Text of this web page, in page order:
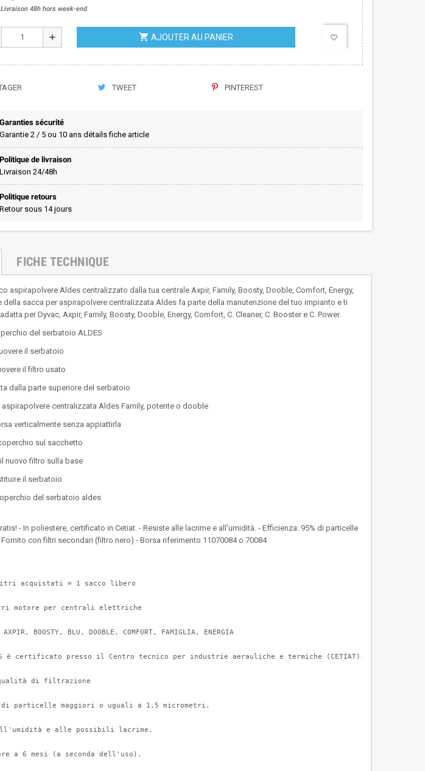
Livraison 48h hors week-end
add shopping_cart AJOUTER AU PANIER favorite_border
TWEET PINTEREST
Garanties sécurité
Garantie 2 / 5 ou 10 ans détails fiche article
Politique de livraison
Livraison 24/48h
Politique retours
Retour sous 14 jours
FICHE TECHNIQUE
Aldes centralizzato dalla tua centrale Axpir, Family, Boosty, Dooble, Comfort, Energy,
sacca per aspirapolvere centralizzata Aldes fa parte della manutenzione del tuo impianto e ti
per Dyvac, Axpir, Family, Boosty, Dooble, Energy, Comfort, C. Cleaner, C. Booster e C. Power.
del serbatoio ALDES
il serbatoio
il filtro usato
dalla parte superiore del serbatoio
centralizzata Aldes Family, potente o dooble
verticalmente senza appiattirla
sul sacchetto
nuovo filtro sulla base
il serbatoio
del serbatoio aldes
- In poliestere, certificato in Cetiat. - Resiste alle lacrime e all'umidità. - Efficienza: 95% di particelle
con filtri secondari (filtro nero) - Borsa riferimento 11070084 o 70084
litri acquistati = 1 sacco libero
motore per centrali elettriche
BLU, DOOBLE, COMFORT, FAMIGLIA, ENERGIA
certificato presso il Centro tecnico per industrie aerauliche e termiche (CETIAT).
di filtrazione
maggiori o uguali a 1,5 micrometri.
e alle possibili lacrime.
a 6 mesi (a seconda dell'uso).